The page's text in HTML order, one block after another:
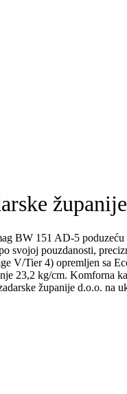
BW 151 AD-5 poduzeću
svojoj pouzdanosti,
V/Tier 4) opremljen sa
23,2 kg/cm. Komforna
županije d.o.o. na